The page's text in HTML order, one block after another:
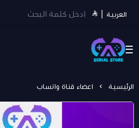
العربية
سيريل ستور | Serial Store
الرئيسية اعضاء قناة واتساب